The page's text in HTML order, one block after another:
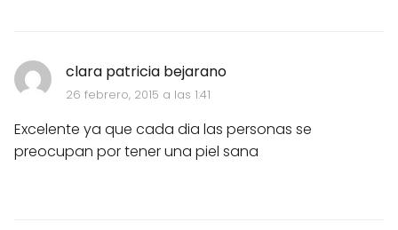
clara patricia bejarano
26 febrero, 2015 a las 1:41
Excelente ya que cada dia las personas se
preocupan por tener una piel sana